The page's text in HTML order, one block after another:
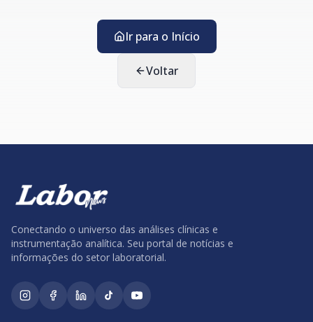
Ir para o Início
Voltar
Conectando o universo das análises clínicas e
instrumentação analítica. Seu portal de notícias e
informações do setor laboratorial.